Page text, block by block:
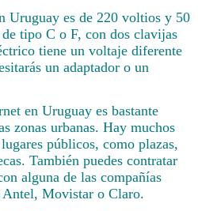
Uruguay es de 220 voltios y 50
tipo C o F, con dos clavijas
tiene un voltaje diferente
un adaptador o un
en Uruguay es bastante
zonas urbanas. Hay muchos
públicos, como plazas,
También puedes contratar
alguna de las compañías
Movistar o Claro.